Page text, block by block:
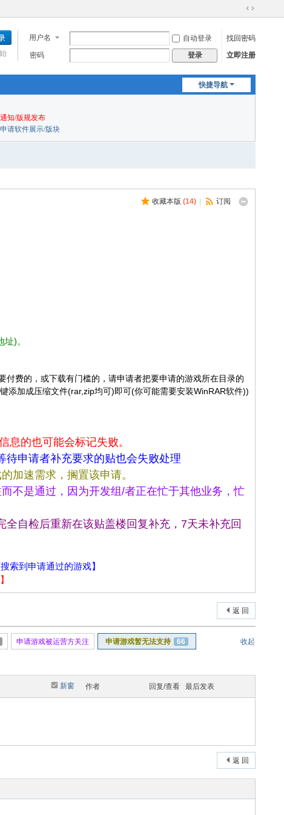
切
到
宽
用户名 自动登录
找回密码
密码
登录 立即注册
快捷导航
知/版规发布
请软件展示/版块
收藏本版 (14) 订阅
)。
费的，或下载有门槛的，请申请者把要申请的游戏所在目录的
添加成压缩文件(rar,zip均可)即可(你可能需要安装WinRAR软件))
息的也可能会标记失败。
待申请者补充要求的贴也会失败处理
加速需求，搁置该申请。
不是通过，因为开发组/者正在忙于其他业务，忙
自检后重新在该贴盖楼回复补充，7天未补充回
索到申请通过的游戏】
返 回
收起
申请游戏被运营方关注 申请游戏暂无法支持 66
新窗 作者 回复/查看 最后发表
返 回